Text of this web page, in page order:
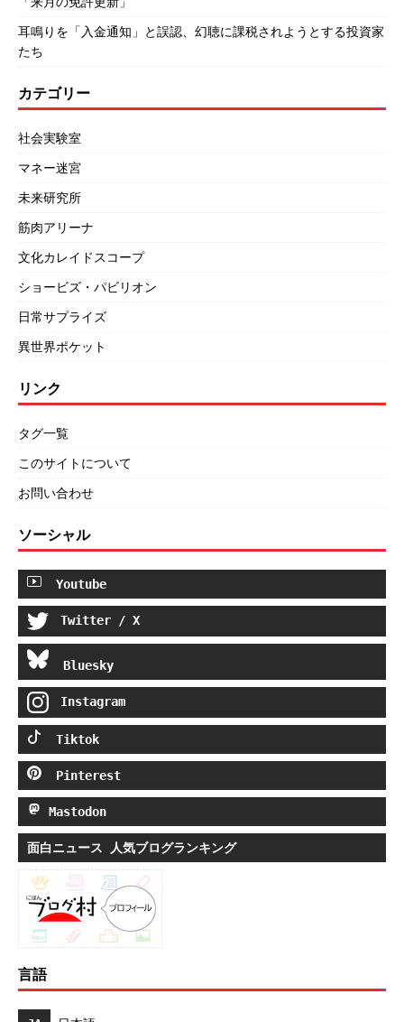
耳鳴りを「入金通知」と誤認、幻聴に課税されようとする投資家
たち
カテゴリー
社会実験室
マネー迷宮
未来研究所
筋肉アリーナ
文化カレイドスコープ
ショービズ・パビリオン
日常サプライズ
異世界ポケット
リンク
タグ一覧
このサイトについて
お問い合わせ
ソーシャル
Youtube
Twitter / X
Bluesky
Instagram
Tiktok
Pinterest
Mastodon
面白ニュース 人気ブログランキング
言語